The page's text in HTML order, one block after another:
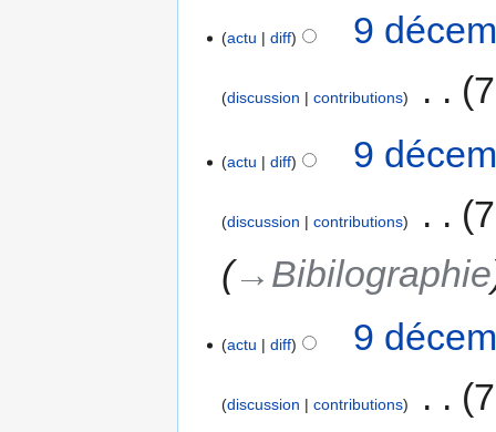
actu diff 9
discussion contributions
actu diff 9
discussion contributions
→‎Bibilographie
actu diff 9
discussion contributions